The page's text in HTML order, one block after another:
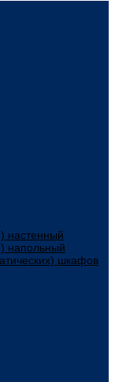
настенный
напольный
шкафов